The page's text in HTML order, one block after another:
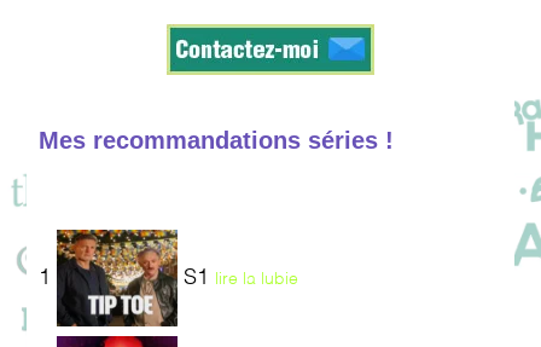
Mes recommandations séries !
1 S1 lire la lubie